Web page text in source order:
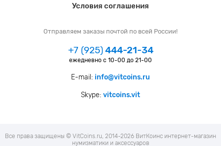
Условия соглашения
Отправляем заказы почтой по всей России!
+7 (925)444-21-34
ежедневно с 10-00 до 21-00
E-mail: info@vitcoins.ru
Skype: vitcoins.vit
Все права защищены © VitCoins.ru, 2014-2026 ВитКоинс интернет-магазин
нумизматики и аксессуаров